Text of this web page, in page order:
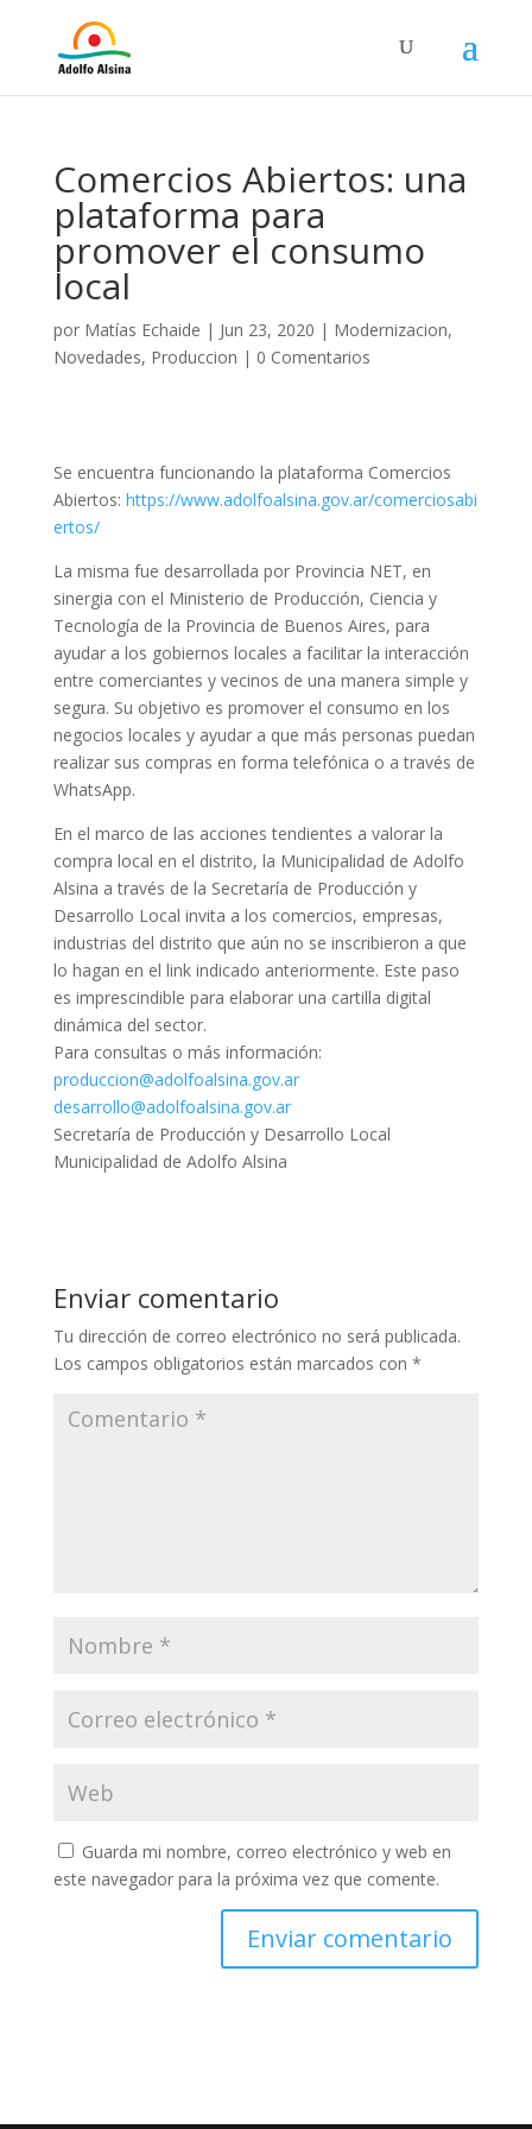
Comercios Abiertos: una
plataforma para
promover el consumo
local
por Matías Echaide | Jun 23, 2020 | Modernizacion,
Novedades, Produccion | 0 Comentarios
Se encuentra funcionando la plataforma Comercios
Abiertos: https://www.adolfoalsina.gov.ar/comerciosabi
ertos/
La misma fue desarrollada por Provincia NET, en
sinergia con el Ministerio de Producción, Ciencia y
Tecnología de la Provincia de Buenos Aires, para
ayudar a los gobiernos locales a facilitar la interacción
entre comerciantes y vecinos de una manera simple y
segura. Su objetivo es promover el consumo en los
negocios locales y ayudar a que más personas puedan
realizar sus compras en forma telefónica o a través de
WhatsApp.
En el marco de las acciones tendientes a valorar la
compra local en el distrito, la Municipalidad de Adolfo
Alsina a través de la Secretaría de Producción y
Desarrollo Local invita a los comercios, empresas,
industrias del distrito que aún no se inscribieron a que
lo hagan en el link indicado anteriormente. Este paso
es imprescindible para elaborar una cartilla digital
dinámica del sector.
Para consultas o más información:
produccion@adolfoalsina.gov.ar
desarrollo@adolfoalsina.gov.ar
Secretaría de Producción y Desarrollo Local
Municipalidad de Adolfo Alsina
Enviar comentario
Tu dirección de correo electrónico no será publicada.
Los campos obligatorios están marcados con *
Guarda mi nombre, correo electrónico y web en
este navegador para la próxima vez que comente.